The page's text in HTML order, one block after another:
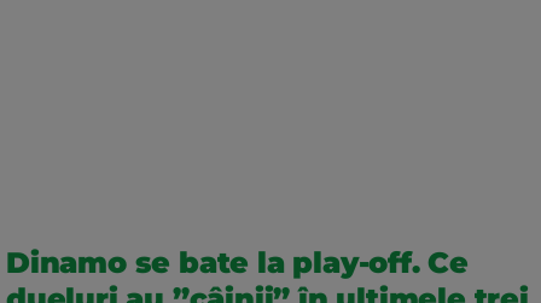
Dinamo se bate la play-off. Ce